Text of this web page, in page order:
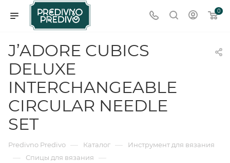
0
J’ADORE CUBICS
DELUXE
INTERCHANGEABLE
CIRCULAR NEEDLE
SET
Predivno Predivo — Каталог — Инструмент для вязания
— Спицы для вязания —